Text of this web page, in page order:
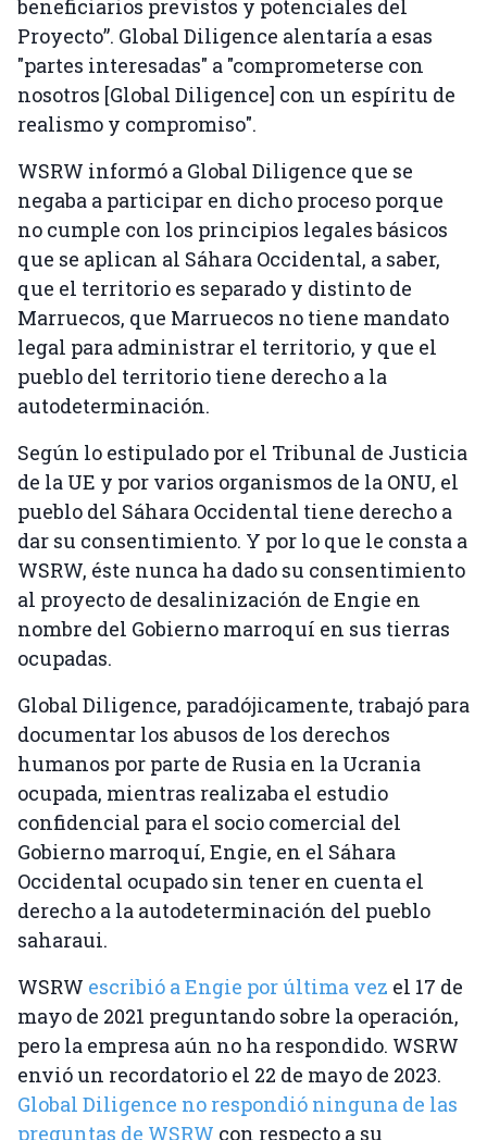
beneficiarios previstos y potenciales del
Proyecto”. Global Diligence alentaría a esas
"partes interesadas" a "comprometerse con
nosotros [Global Diligence] con un espíritu de
realismo y compromiso".
WSRW informó a Global Diligence que se
negaba a participar en dicho proceso porque
no cumple con los principios legales básicos
que se aplican al Sáhara Occidental, a saber,
que el territorio es separado y distinto de
Marruecos, que Marruecos no tiene mandato
legal para administrar el territorio, y que el
pueblo del territorio tiene derecho a la
autodeterminación.
Según lo estipulado por el Tribunal de Justicia
de la UE y por varios organismos de la ONU, el
pueblo del Sáhara Occidental tiene derecho a
dar su consentimiento. Y por lo que le consta a
WSRW, éste nunca ha dado su consentimiento
al proyecto de desalinización de Engie en
nombre del Gobierno marroquí en sus tierras
ocupadas.
Global Diligence, paradójicamente, trabajó para
documentar los abusos de los derechos
humanos por parte de Rusia en la Ucrania
ocupada, mientras realizaba el estudio
confidencial para el socio comercial del
Gobierno marroquí, Engie, en el Sáhara
Occidental ocupado sin tener en cuenta el
derecho a la autodeterminación del pueblo
saharaui.
WSRW escribió a Engie por última vez el 17 de
mayo de 2021 preguntando sobre la operación,
pero la empresa aún no ha respondido. WSRW
envió un recordatorio el 22 de mayo de 2023.
Global Diligence no respondió ninguna de las
preguntas de WSRW con respecto a su